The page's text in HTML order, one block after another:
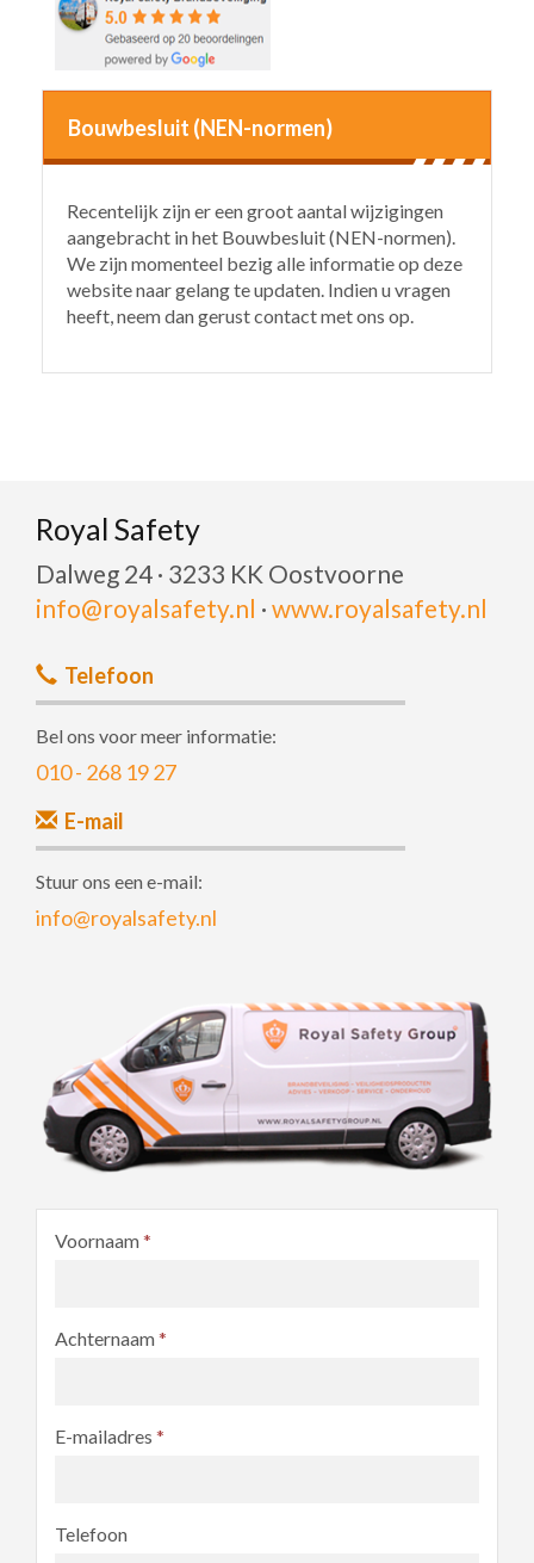
Bouwbesluit (NEN-normen)
Recentelijk zijn er een groot aantal wijzigingen
aangebracht in het Bouwbesluit (NEN-normen).
We zijn momenteel bezig alle informatie op deze
website naar gelang te updaten. Indien u vragen
heeft, neem dan gerust contact met ons op.
Royal Safety
Dalweg 24 · 3233 KK Oostvoorne
info@royalsafety.nl · www.royalsafety.nl
Telefoon
Bel ons voor meer informatie:
010 - 268 19 27
E-mail
Stuur ons een e-mail:
info@royalsafety.nl
Voornaam*
Achternaam*
E-mailadres *
Telefoon